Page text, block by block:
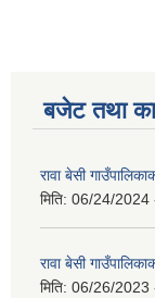
बजेट तथा
रावा बेसी
मिति: 06/24/2024
रावा बेसी
मिति: 06/26/2023